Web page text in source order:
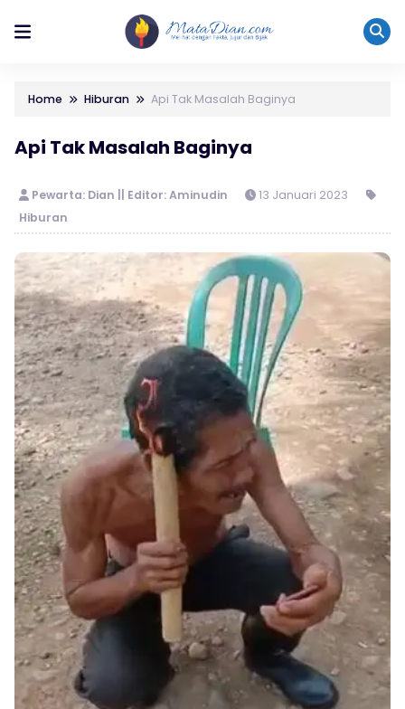
Home Hiburan Api Tak Masalah Baginya
Api Tak Masalah Baginya
Pewarta: Dian || Editor: Aminudin
13 Januari 2023
Hiburan